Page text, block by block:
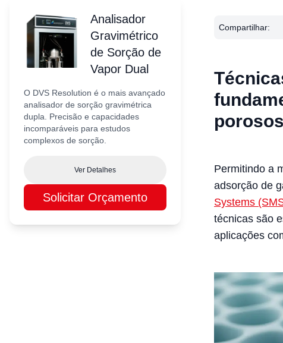
Analisador
Gravimétrico
de Sorção de
Vapor Dual
O DVS Resolution é o mais avançado
analisador de sorção gravimétrica
dupla. Precisão e capacidades
incomparáveis para estudos
complexos de sorção.
Ver Detalhes
Solicitar Orçamento
Compartilhar:
Permitindo a
adsorção de
Systems
técnicas são
aplicações